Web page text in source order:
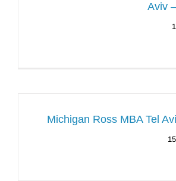
Aviv
Michigan Ross MBA Tel